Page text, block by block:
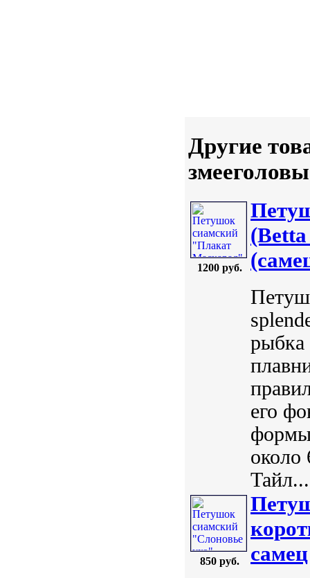
Другие
1200 руб.
его
формы
около
Тайл...
850 руб.
самец